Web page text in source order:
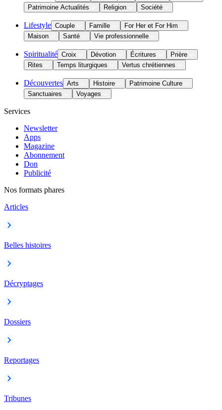
Patrimoine Actualités
Religion Société
Lifestyle Couple Famille
For Her et For Him
Maison
Santé Vie professionnelle
Spiritualité Croix Dévotion Écritures
Prière
Rites
Temps liturgiques Vertus chrétiennes
Découvertes Arts Histoire
Patrimoine Culture
Sanctuaires
Voyages
Services
Newsletter
Apps
Magazine
Abonnement
Don
Publicité
Nos formats phares
Articles
Belles histoires
Décryptages
Dossiers
Reportages
Tribunes